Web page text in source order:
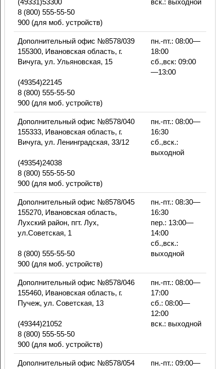
(49331)53300
8 (800) 555-55-50
900 (для моб. устройств)
вск.: выходной
Дополнительный офис №8578/039
155300, Ивановская область, г.
Вичуга, ул. Ульяновская, 15
(49354)22145
8 (800) 555-55-50
900 (для моб. устройств)
пн.-пт.: 08:00—
18:00
сб.,вск: 09:00
—13:00
Дополнительный офис №8578/040
155333, Ивановская область, г.
Вичуга, ул. Ленинградская, 33/12
(49354)24038
8 (800) 555-55-50
900 (для моб. устройств)
пн.-пт.: 08:00—
16:30
сб.,вск.:
выходной
Дополнительный офис №8578/045
155270, Ивановская область,
Лухский район, пгт. Лух,
ул.Советская, 1
8 (800) 555-55-50
900 (для моб. устройств)
пн.-пт.: 08:30—
16:30
пер.: 13:00—
14:00
сб.,вск.:
выходной
Дополнительный офис №8578/046
155460, Ивановская область, г.
Пучеж, ул. Советская, 13
(49344)21052
8 (800) 555-55-50
900 (для моб. устройств)
пн.-пт.: 08:00—
17:00
сб.: 08:00—
12:00
вск.: выходной
Дополнительный офис №8578/054 пн.-пт.: 09:00—